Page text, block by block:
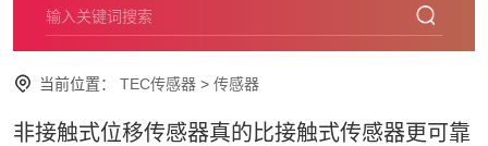
当前位置： TEC传感器 > 传感器
非接触式位移传感器真的比接触式传感器更可靠